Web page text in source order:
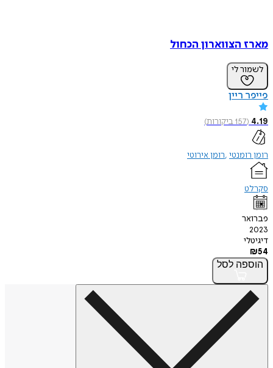
מארז הצווארון הכחול
לשמור לי
פייפר ריין
4.19
(
157ביקורות)
רומן רומנטי רומן אירוטי
סקרלט
פברואר
2023
דיגיטלי
₪54
הוספה לסל